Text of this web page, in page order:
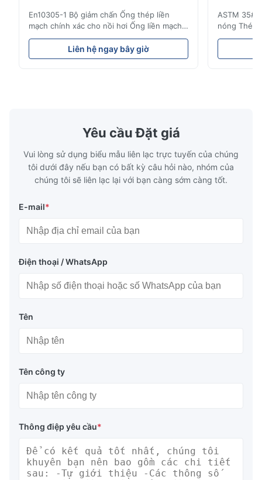
En10305-1 Bộ giảm chấn Ống thép liền
mạch chính xác cho nồi hơi Ống liền mạch
Ống thép chính xác liền mạch Được sử
dụng trong hệ thống thủy lực, ô tô và các
bộ phận máy móc chính xác cho ô tô và xi
Liên hệ ngay bây giờ
ASTM 35#
nóng Thép
Lehgth
Điện, Công
Yêu cầu Đặt giá
Vui lòng sử dụng biểu mẫu liên lạc trực tuyến của chúng
tôi dưới đây nếu bạn có bất kỳ câu hỏi nào, nhóm của
chúng tôi sẽ liên lạc lại với bạn càng sớm càng tốt.
E-mail*
Điện thoại / WhatsApp
Tên
Tên công ty
Thông điệp yêu cầu*